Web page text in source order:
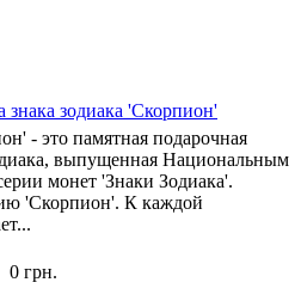
знака зодиака 'Скорпион'
- это памятная подарочная
выпущенная Национальным
монет 'Знаки Зодиака'.
'Скорпион'. К каждой
0 грн.